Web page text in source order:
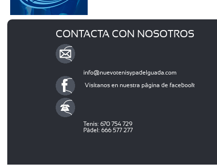
CONTACTA CON NOSOTROS
info@nuevotenisypadelguada.com
Visítanos en nuestra página de facebook
Tenis: 670 754 729
Pádel: 666 577 277